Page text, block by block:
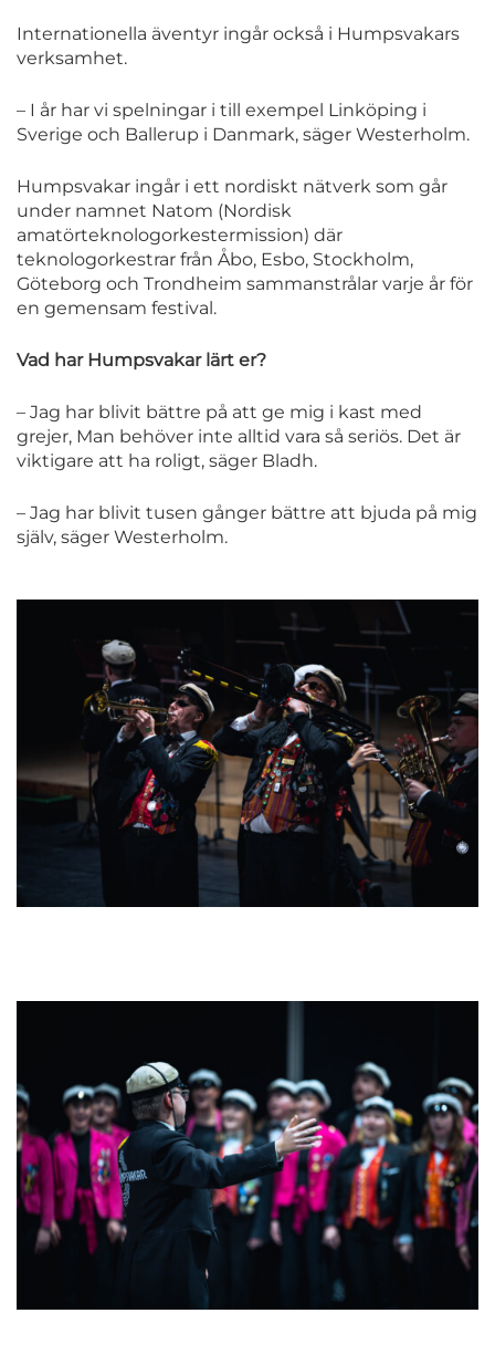
Internationella äventyr ingår också i Humpsvakars
verksamhet.
– I år har vi spelningar i till exempel Linköping i
Sverige och Ballerup i Danmark, säger Westerholm.
Humpsvakar ingår i ett nordiskt nätverk som går
under namnet Natom (Nordisk
amatörteknologorkestermission) där
teknologorkestrar från Åbo, Esbo, Stockholm,
Göteborg och Trondheim sammanstrålar varje år för
en gemensam festival.
Vad har Humpsvakar lärt er?
– Jag har blivit bättre på att ge mig i kast med
grejer, Man behöver inte alltid vara så seriös. Det är
viktigare att ha roligt, säger Bladh.
– Jag har blivit tusen gånger bättre att bjuda på mig
själv, säger Westerholm.